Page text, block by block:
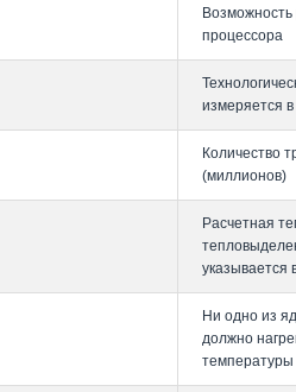
Возможность
процессора
измеряется
Количество
(миллионов)
Расчетная
указывается
Ни одно из
должно
температуры